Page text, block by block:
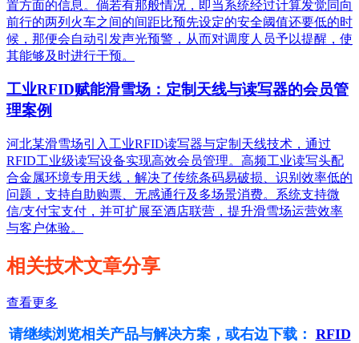
置方面的信息。倘若有那般情况，即当系统经过计算发觉同向
前行的两列火车之间的间距比预先设定的安全阈值还要低的时
候，那便会自动引发声光预警，从而对调度人员予以提醒，使
其能够及时进行干预。
工业RFID赋能滑雪场：定制天线与读写器的会员管
理案例
河北某滑雪场引入工业RFID读写器与定制天线技术，通过
RFID工业级读写设备实现高效会员管理。高频工业读写头配
合金属环境专用天线，解决了传统条码易破损、识别效率低的
问题，支持自助购票、无感通行及多场景消费。系统支持微
信/支付宝支付，并可扩展至酒店联营，提升滑雪场运营效率
与客户体验。
相关技术文章分享
查看更多
请继续浏览相关产品与解决方案，或右边下载： RFID